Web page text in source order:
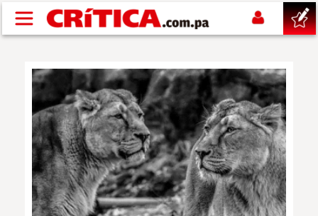
Pasar al contenido principal
SUCESOS
NACIONAL
POLÍTICA